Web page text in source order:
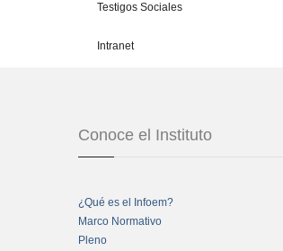
Testigos Sociales
Intranet
Conoce el Instituto
¿Qué es el Infoem?
Marco Normativo
Pleno